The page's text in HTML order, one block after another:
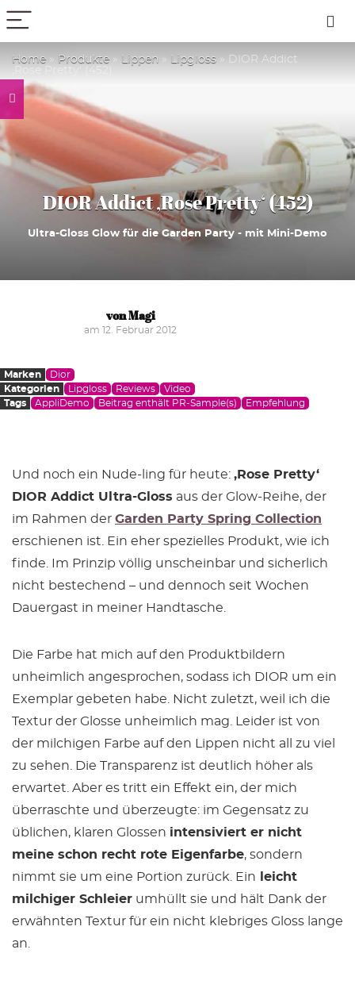
Home » Produkte » Lippen » Lipgloss » DIOR Addict
‚Rose Pretty‘ (452)
DIOR Addict ‚Rose Pretty‘ (452)
Ultra-Gloss Glow für die Garden Party - mit Mini-Demo
von Magi
am 12. Februar 2012
Marken
Dior
Kategorien
Lipgloss Reviews
Video
Tags
AppliDemo Beitrag enthält PR-Sample(s) Empfehlung
Und noch ein Nude-ling für heute: ‚Rose Pretty‘
DIOR Addict Ultra-Gloss aus der Glow-Reihe, der
im Rahmen der Garden Party Spring Collection
erschienen ist. Ein eher spezielles Produkt, wie ich
finde. Im Prinzip völlig unscheinbar und sicherlich
nicht bestechend – und dennoch seit Wochen
Dauergast in meiner Handtasche.
Die Farbe hat mich auf den Produktbildern
unheimlich angesprochen, sodass ich DIOR um ein
Exemplar gebeten habe. Nicht zuletzt, weil ich die
Textur der Glosse unheimlich mag. Leider ist von
der milchigen Farbe auf den Lippen nicht all zu viel
zu sehen. Die Transparenz ist deutlich höher als
erwartet. Aber es tritt ein Effekt ein, der mich
überraschte und überzeugte: im Gegensatz zu
üblichen, klaren Glossen intensiviert er nicht
meine schon recht rote Eigenfarbe, sondern
nimmt sie um eine Portion zurück. Ein leicht
milchiger Schleier umhüllt sie und hält Dank der
erwähnten Textur für ein nicht klebriges Gloss lange
an.